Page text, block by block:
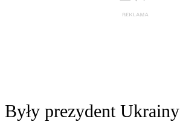
Były prezydent Ukrainy